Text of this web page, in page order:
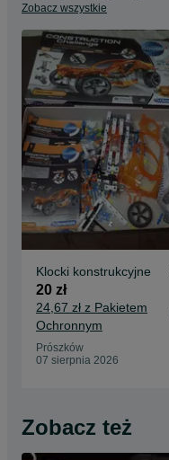
Zobacz wszystkie
Klocki konstrukcyjne
20 zł
24,67 zł z Pakietem
Ochronnym
Prószków
07 sierpnia 2026
Zobacz też